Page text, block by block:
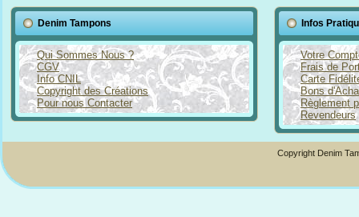
Denim Tampons
Qui Sommes Nous ?
CGV
Info CNIL
Copyright des Créations
Pour nous Contacter
Infos
Votre
Frais de
Carte
Bons
Règlement
Revendeurs
Copyright Denim